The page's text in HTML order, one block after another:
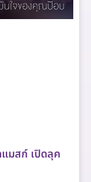
แมสก์ เปิดลุค